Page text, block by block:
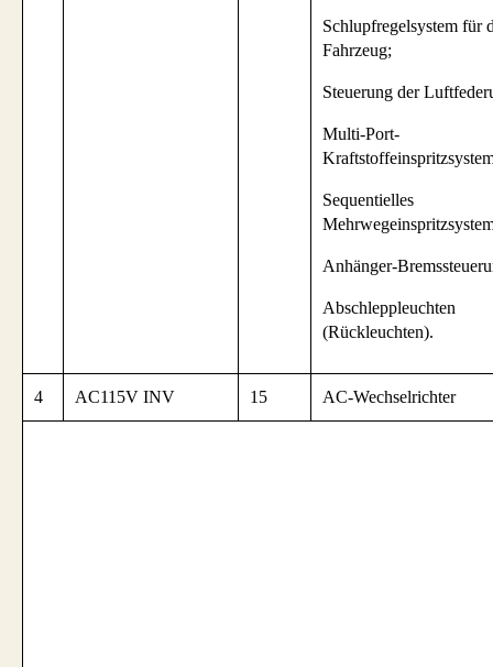
Schlupfregelsystem für
Fahrzeug;
Steuerung der
Multi-Port-
Sequentielles
Anhänger-
Abschleppleuchten
(Rückleuchten).
4 AC115V INV 15 AC-Wechselrichter